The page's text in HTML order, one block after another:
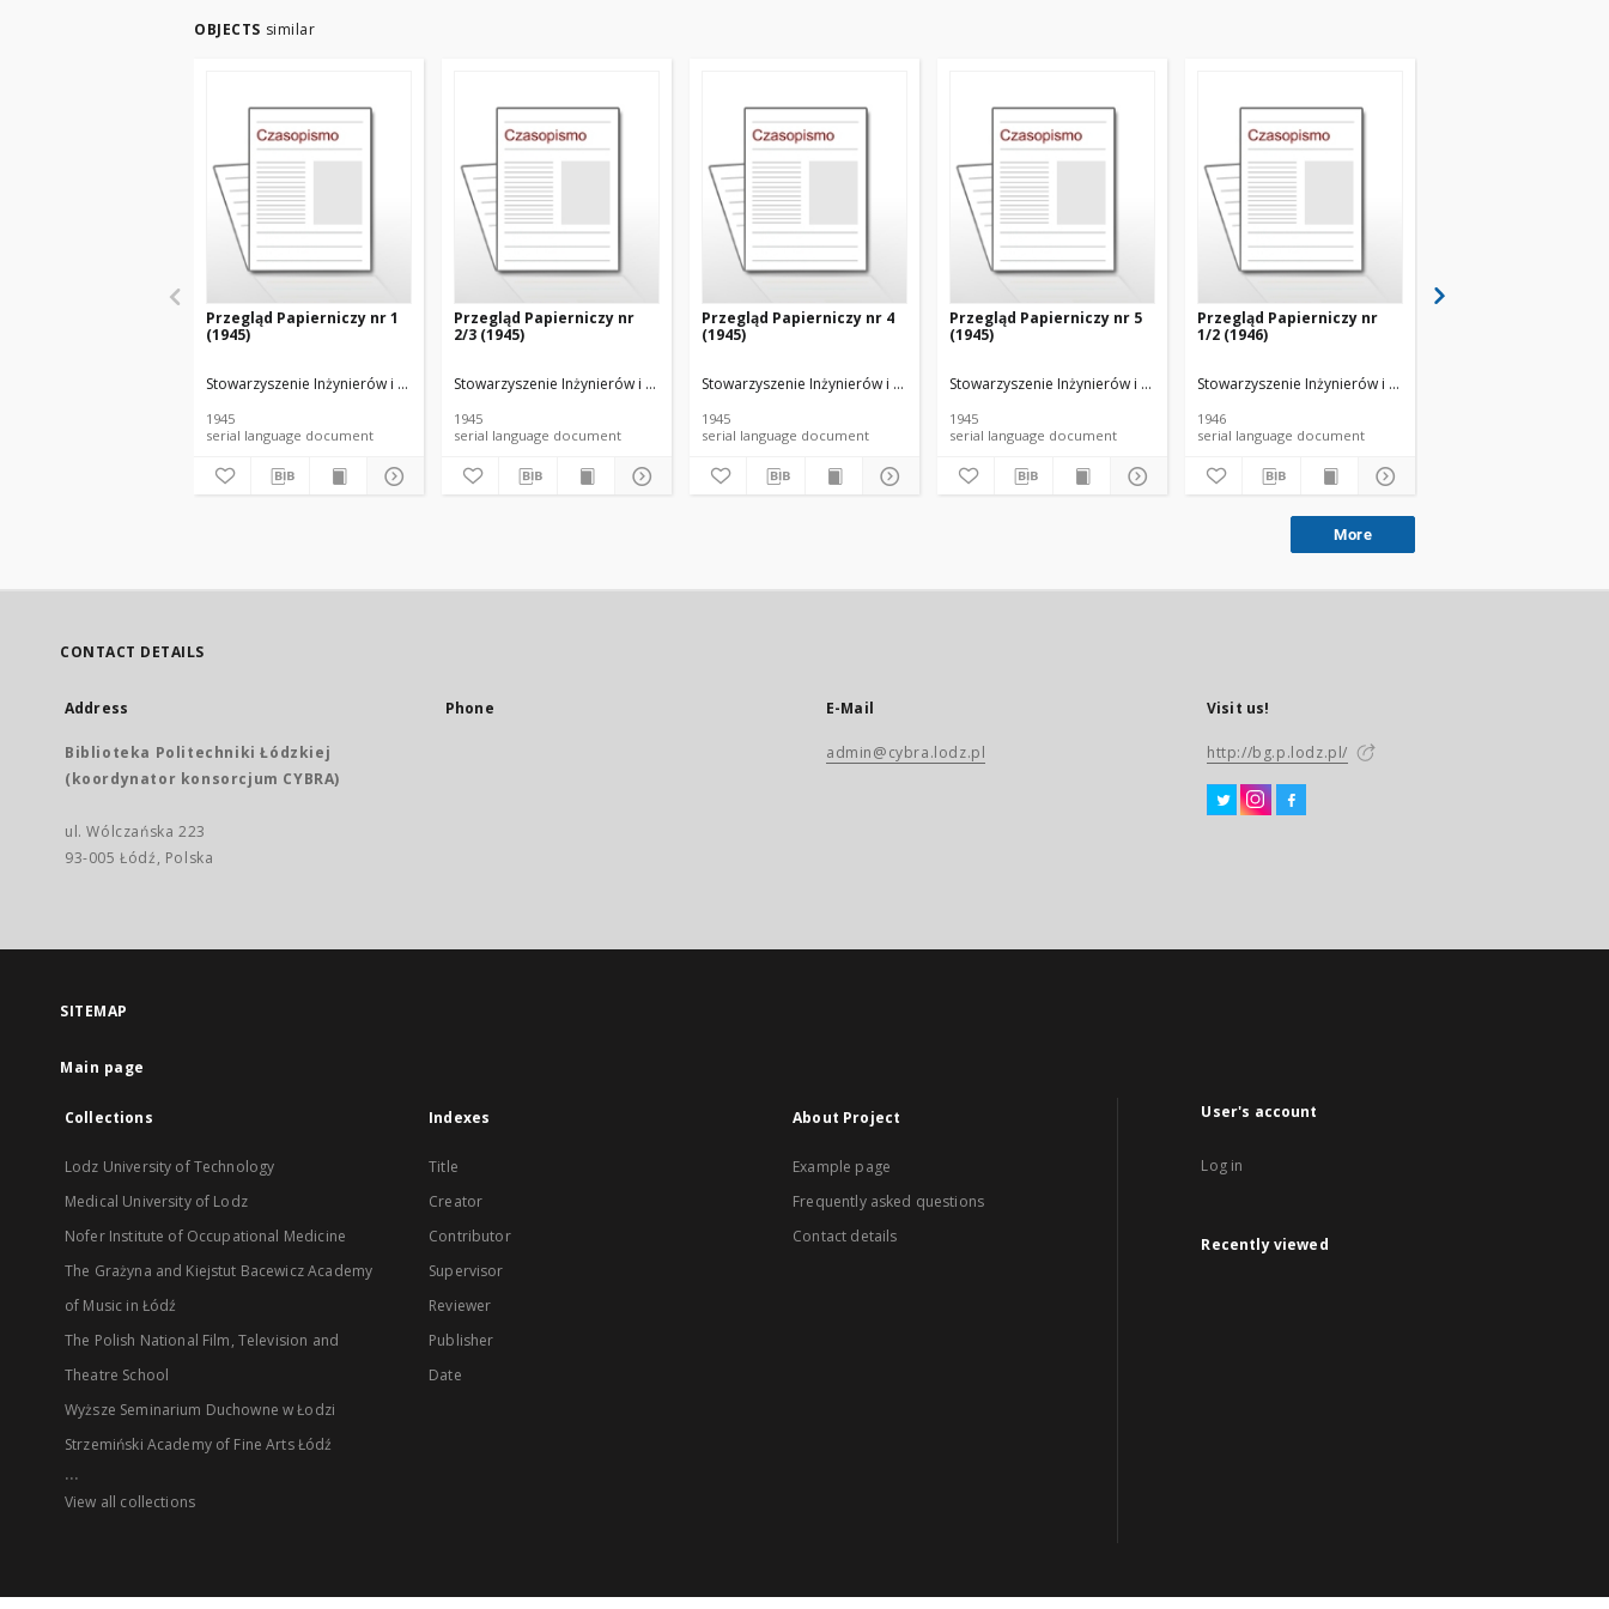
OBJECTS similar
Przegląd Papierniczy nr 1
(1945)
Stowarzyszenie Inżynierów i Techników Przemysłu Papierniczego
1945
serial language document
Przegląd Papierniczy nr
2/3 (1945)
Stowarzyszenie Inżynierów i Techników Przemysłu Papierniczego
1945
serial language document
Przegląd Papierniczy nr 4
(1945)
Stowarzyszenie Inżynierów i Techników Przemysłu Papierniczego
1945
serial language document
Przegląd Papierniczy nr 5
(1945)
Stowarzyszenie Inżynierów i Techników Przemysłu Papierniczego
1945
serial language document
Przegląd Papierniczy nr
1/2 (1946)
Stowarzyszenie Inżynierów i Techników Przemysłu
1946
serial language document
More
CONTACT DETAILS
Address
Biblioteka Politechniki Łódzkiej
(koordynator konsorcjum CYBRA)
ul. Wólczańska 223
93-005 Łódź, Polska
Phone E-Mail
admin@cybra.lodz.pl
Visit us!
http://bg.p.lodz.pl/
SITEMAP
Main page
Collections
Lodz University of Technology
Medical University of Lodz
Nofer Institute of Occupational Medicine
The Grażyna and Kiejstut Bacewicz Academy
of Music in Łódź
The Polish National Film, Television and
Theatre School
Wyższe Seminarium Duchowne w Łodzi
Strzemiński Academy of Fine Arts Łódź
...
View all collections
Indexes
Title
Creator
Contributor
Supervisor
Reviewer
Publisher
Date
About Project
Example page
Frequently asked questions
Contact details
User's account
Log in
Recently viewed